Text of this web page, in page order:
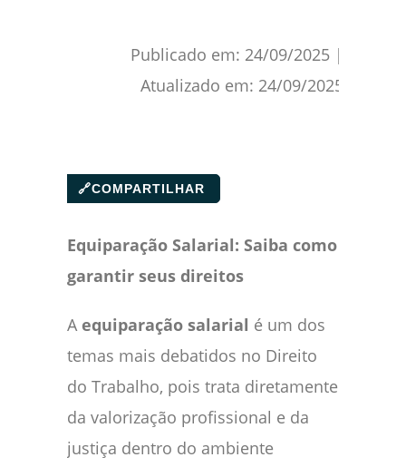
Publicado em: 24/09/2025 |
Atualizado em: 24/09/2025
🔗COMPARTILHAR
Equiparação Salarial: Saiba como
garantir seus direitos
A equiparação salarial é um dos
temas mais debatidos no Direito
do Trabalho, pois trata diretamente
da valorização profissional e da
justiça dentro do ambiente